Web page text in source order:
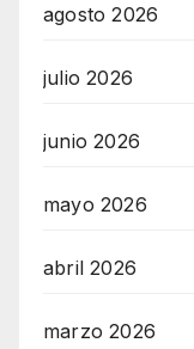
agosto 2026
julio 2026
junio 2026
mayo 2026
abril 2026
marzo 2026